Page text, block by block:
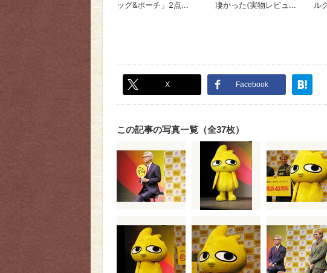
X Facebook
この記事の写真一覧（全37枚）